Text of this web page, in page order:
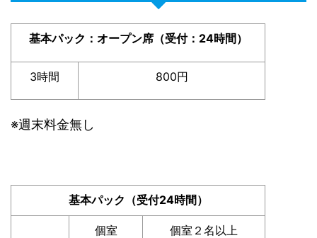
基本パック：オープン席（受付：24時間）
3時間 800円
※週末料金無し
基本パック（受付24時間）
個室 個室２名以上